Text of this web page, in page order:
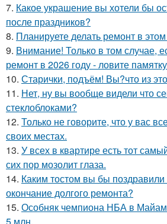
7. Какое украшение вы хотели бы
после праздников?
8. Планируете делать ремонт в этом
9. Внимание! Только в том случае,
ремонт в 2026 году - ловите
10. Старички, подъём! Вы?что из
11. Нет, ну вы вообще видели что
стеклоблоками?
12. Только не говорите, что у вас
своих местах.
13. У всех в квартире есть тот
сих пор мозолит глаза.
14. Каким тостом вы бы поздравили
окончание долгого ремонта?
15. Особняк чемпиона НБА в
5 млн.